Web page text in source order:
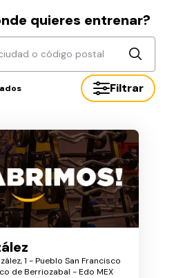
quieres entrenar?
o código postal
Filtrar
1 - Pueblo San Francisco
de Berriozabal - Edo MEX